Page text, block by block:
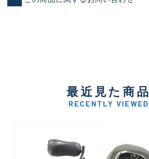
最近見た商品
RECENTLY VIEWED